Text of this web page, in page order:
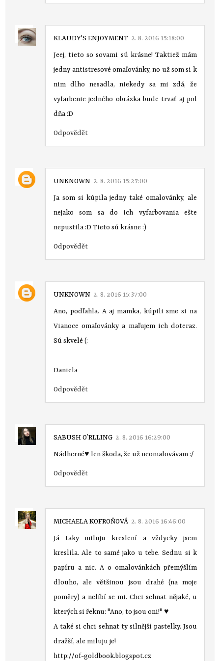
KLAUDY'S ENJOYMENT 2. 8. 2016 15:18:00
Jeej, tieto so sovami sú krásne! Taktiež mám
jedny antistresové omaľovánky, no už som si k
nim dlho nesadla, niekedy sa mi zdá, že
vyfarbenie jedného obrázka bude trvať aj pol
dňa :D
Odpovědět
UNKNOWN 2. 8. 2016 15:27:00
Ja som si kúpila jedny také omalovánky, ale
nejako som sa do ich vyfarbovania ešte
nepustila :D Tieto sú krásne :)
Odpovědět
UNKNOWN 2. 8. 2016 15:37:00
Ano, podľahla. A aj mamka, kúpili sme si na
Vianoce omaľovánky a maľujem ich doteraz.
Sú skvelé (:
Daniela
Odpovědět
SABUSH O’RLLING 2. 8. 2016 16:29:00
Nádherné♥ len škoda, že už neomalovávam :/
Odpovědět
MICHAELA KOFROŇOVÁ 2. 8. 2016 16:46:00
Já taky miluju kreslení a vždycky jsem
kreslila. Ale to samé jako u tebe. Sednu si k
papíru a nic. A o omalovánkách přemýšlím
dlouho, ale většinou jsou drahé (na moje
poměry) a nelíbí se mi. Chci sehnat nějaké, u
kterých si řeknu: "Ano, to jsou oni!" ♥
A také si chci sehnat ty silnější pastelky. Jsou
dražší, ale miluju je!
http://of-goldbook.blogspot.cz